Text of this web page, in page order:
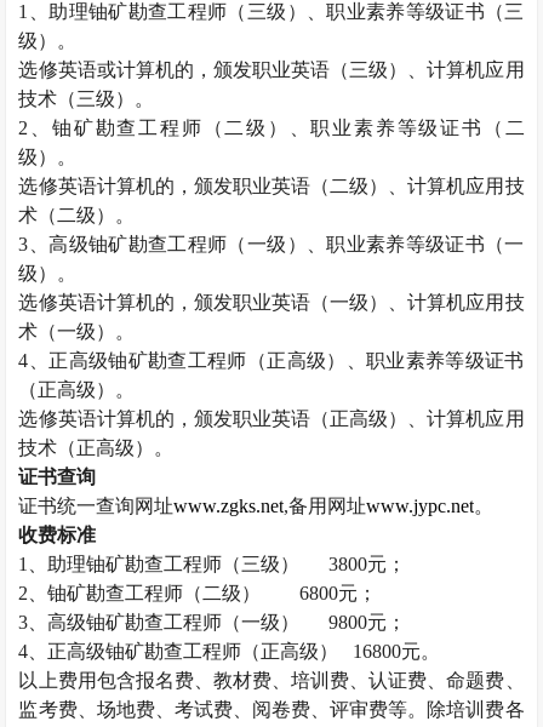
1
、助理铀矿勘查工程师（三级）、职业素养等级证书（三
级）。
选修英语或计算机的，颁发职业英语（三级）、计算机应用
技术（三级）。
2 、铀矿勘查工程师（二级）、职业素养等级证书（二
级）。
选修英语计算机的，颁发职业英语（二级）、计算机应用技
术（二级）。
3 、高级铀矿勘查工程师（一级）、职业素养等级证书（一
级）。
选修英语计算机的，颁发职业英语（一级）、计算机应用技
术（一级）。
4 、正高级铀矿勘查工程师（正高级）、职业素养等级证书
（正高级）。
选修英语计算机的，颁发职业英语（正高级）、计算机应用
技术（正高级）。
证书查询
证书统一查询网址www.zgks.net,备用网址www.jypc.net。
收费标准
1
、助理铀矿勘查工程师（三级） 3800元；
2 、铀矿勘查工程师（二级） 6800元；
3 、高级铀矿勘查工程师（一级） 9800元；
4 、正高级铀矿勘查工程师（正高级） 16800元。
以上费用包含报名费、教材费、培训费、认证费、命题费、
监考费、场地费、考试费、阅卷费、评审费等。除培训费各